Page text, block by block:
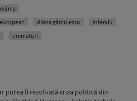
diana gămulescu
interviu
prematuri
putea fi rezolvată criza politică din